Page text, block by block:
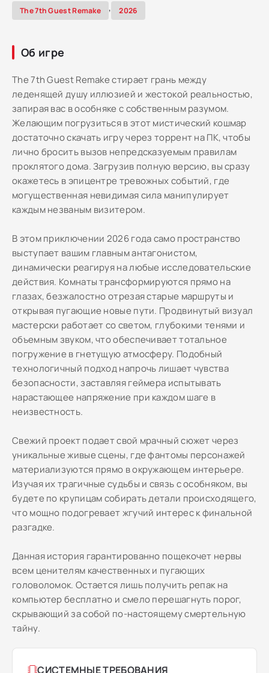
The 7th Guest Remake , 2026
Об игре
The 7th Guest Remake стирает грань между
леденящей душу иллюзией и жестокой реальностью,
запирая вас в особняке с собственным разумом.
Желающим погрузиться в этот мистический кошмар
достаточно скачать игру через торрент на ПК, чтобы
лично бросить вызов непредсказуемым правилам
проклятого дома. Загрузив полную версию, вы сразу
окажетесь в эпицентре тревожных событий, где
могущественная невидимая сила манипулирует
каждым незваным визитером.
В этом приключении 2026 года само пространство
выступает вашим главным антагонистом,
динамически реагируя на любые исследовательские
действия. Комнаты трансформируются прямо на
глазах, безжалостно отрезая старые маршруты и
открывая пугающие новые пути. Продвинутый визуал
мастерски работает со светом, глубокими тенями и
объемным звуком, что обеспечивает тотальное
погружение в гнетущую атмосферу. Подобный
технологичный подход напрочь лишает чувства
безопасности, заставляя геймера испытывать
нарастающее напряжение при каждом шаге в
неизвестность.
Свежий проект подает свой мрачный сюжет через
уникальные живые сцены, где фантомы персонажей
материализуются прямо в окружающем интерьере.
Изучая их трагичные судьбы и связь с особняком, вы
будете по крупицам собирать детали происходящего,
что мощно подогревает жгучий интерес к финальной
разгадке.
Данная история гарантированно пощекочет нервы
всем ценителям качественных и пугающих
головоломок. Остается лишь получить репак на
компьютер бесплатно и смело перешагнуть порог,
скрывающий за собой по-настоящему смертельную
тайну.
СИСТЕМНЫЕ ТРЕБОВАНИЯ